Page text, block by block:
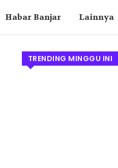
Habar Banjar Lainnya
TRENDING MINGGU INI